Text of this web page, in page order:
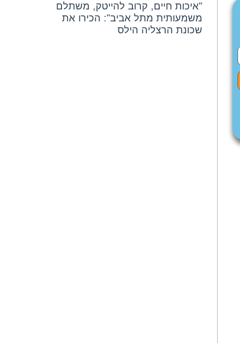
"איכות חיים, קרוב להייטק, משתלם
משמעותית מתל אביב": הכירו את
שכונת הרצליה הילס